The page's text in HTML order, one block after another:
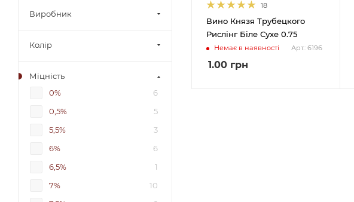
18
Вино Князя Трубецкого
Рислінг Біле Сухе 0.75
Немає в наявності Арт.: 6196
1.00 грн
Виробник
Колір
Міцність
0%
6
0,5%
5
5,5%
3
6%
6
6,5%
1
7%
10